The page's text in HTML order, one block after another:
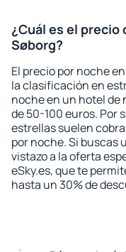
¿Cuál es el precio
Søborg?
El precio por noche
la clasificación en
noche en un hotel de
de 50-100 euros. Por
estrellas suelen
por noche. Si buscas
vistazo a la oferta
eSky.es, que te
hasta un 30% de